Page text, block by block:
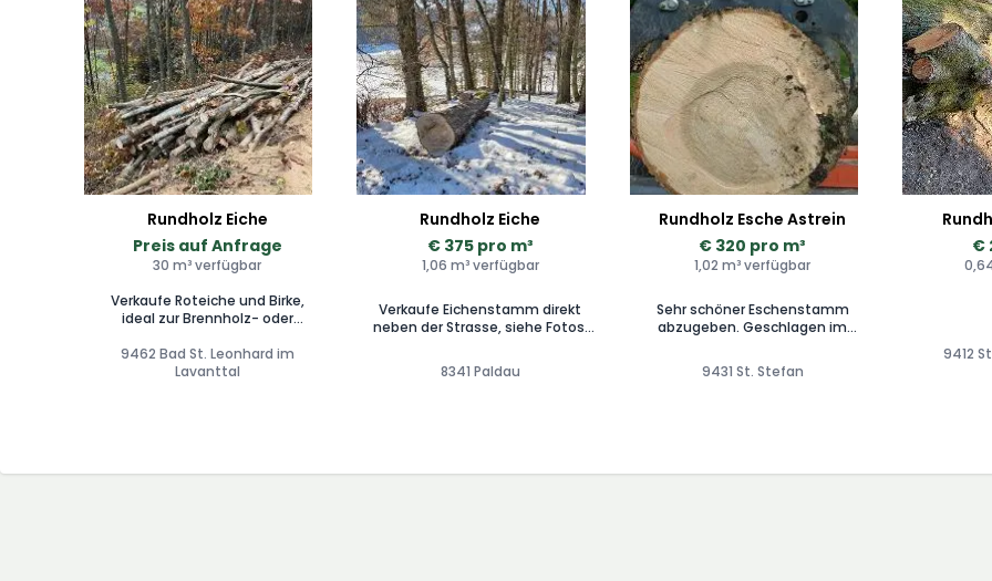
Rundholz Eiche
Preis auf Anfrage
30 m³ verfügbar
Verkaufe Roteiche und Birke,
ideal zur Brennholz- oder
9462 Bad St. Leonhard im
Lavanttal
Rundholz Eiche
€ 375 pro m³
1,06 m³ verfügbar
Verkaufe Eichenstamm direkt
neben der Strasse, siehe Fotos.
8341 Paldau
Rundholz Esche Astrein
€ 320 pro m³
1,02 m³ verfügbar
Sehr schöner Eschenstamm
abzugeben. Geschlagen im
gerne melden.
9431 St. Stefan
€
9412